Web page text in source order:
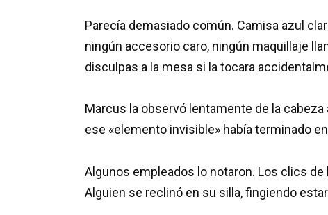
Parecía demasiado común. Camisa azul
ningún accesorio caro, ningún maquillaje
disculpas a la mesa si la tocara
Marcus la observó lentamente de la
ese «elemento invisible» había terminado
Algunos empleados lo notaron. Los clics
Alguien se reclinó en su silla, fingiendo